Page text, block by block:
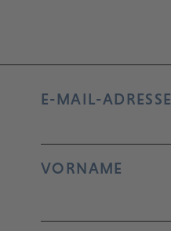
E-MAIL-ADRESSE
VORNAME